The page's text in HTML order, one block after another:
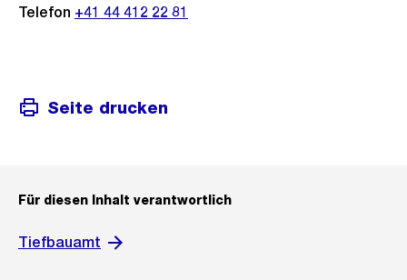
Telefon +41 44 412 22 81
Seite drucken
Für diesen Inhalt verantwortlich
Tiefbauamt